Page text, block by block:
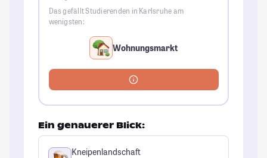
Das gefällt Studierenden in Karlsruhe am
wenigsten:
Wohnungsmarkt
Ein genauerer Blick:
Kneipenlandschaft